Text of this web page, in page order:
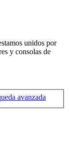
unidos por
y consolas de
avanzada